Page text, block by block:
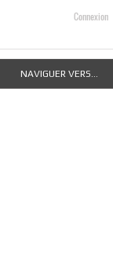
Connexion
NAVIGUER VERS...